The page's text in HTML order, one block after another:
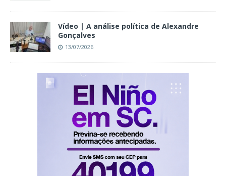
Vídeo | A análise política de Alexandre
Gonçalves
13/07/2026